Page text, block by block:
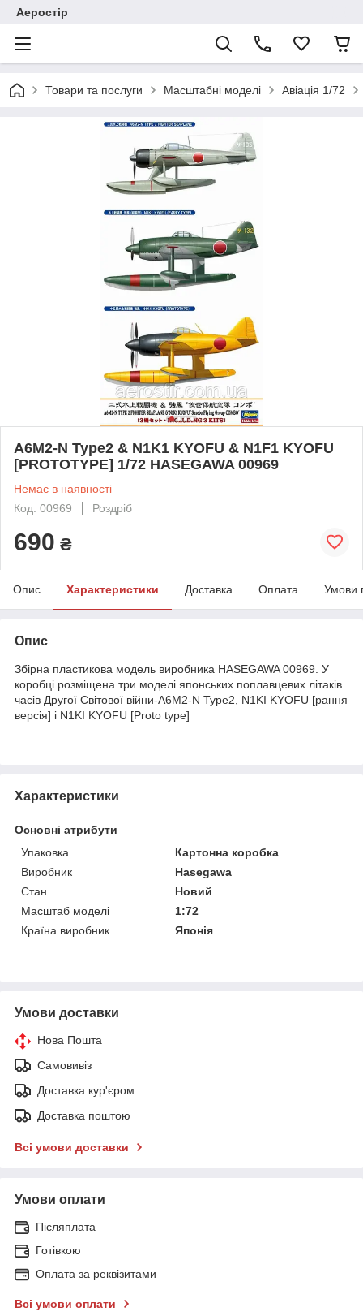
Аеростір
Товари та послуги Масштабні моделі Авіація 1/72
A6M2-N Type2 & N1K1 KYOFU & N1F1 KYOFU
[PROTOTYPE] 1/72 HASEGAWA 00969
Немає в наявності
Код: 00969
Роздріб
690 ₴
Опис Характеристики Доставка Оплата Умови
Опис
Збірна пластикова модель виробника HASEGAWA 00969. У
коробці розміщена три моделі японських поплавцевих літаків
часів Другої Світової війни-A6M2-N Type2, N1KI KYOFU [рання
версія] і N1KI KYOFU [Proto type]
Характеристики
Основні атрибути
Упаковка
Картонна коробка
Виробник
Hasegawa
Стан
Новий
Масштаб моделі
1:72
Країна виробник
Японія
Умови доставки
Нова Пошта
Самовивіз
Доставка кур'єром
Доставка поштою
Всі умови доставки
Умови оплати
Післяплата
Готівкою
Оплата за реквізитами
Всі умови оплати